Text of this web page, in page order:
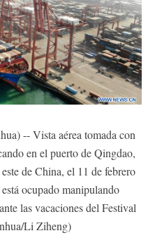
-- Vista aérea tomada con
en el puerto de Qingdao,
de China, el 11 de febrero
ocupado manipulando
las vacaciones del Festival
Li Ziheng)